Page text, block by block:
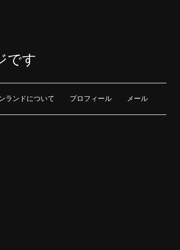
です
ランドについて プロフィール メール